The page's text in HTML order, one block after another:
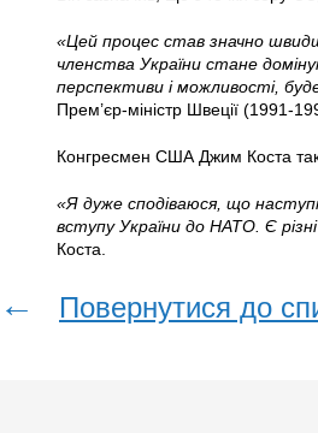
«Цей процес став значно
членства України стане
перспективи і можливості,
Прем’єр-міністр Швеції (1991-
Конгресмен США Джим Коста
«Я дуже сподіваюся, що
вступу України до НАТО. Є
Коста.
← Повернутися до